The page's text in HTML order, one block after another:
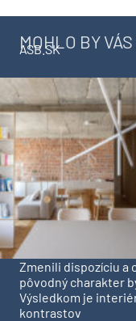
MOHLO BY
ASB.SK
Zmenili dispozíciu a
pôvodný charakter
Výsledkom je
kontrastov